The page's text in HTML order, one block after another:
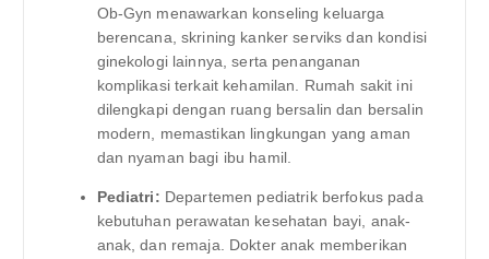
Ob-Gyn menawarkan konseling keluarga
berencana, skrining kanker serviks dan kondisi
ginekologi lainnya, serta penanganan
komplikasi terkait kehamilan. Rumah sakit ini
dilengkapi dengan ruang bersalin dan bersalin
modern, memastikan lingkungan yang aman
dan nyaman bagi ibu hamil.
Pediatri: Departemen pediatrik berfokus pada
kebutuhan perawatan kesehatan bayi, anak-
anak, dan remaja. Dokter anak memberikan